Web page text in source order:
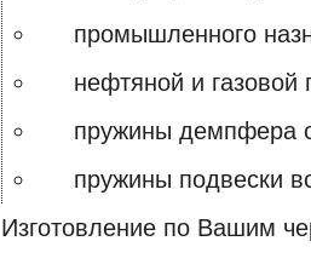
промышленного
нефтяной и
пружины демпфера
пружины подвески
Изготовление по Вашим